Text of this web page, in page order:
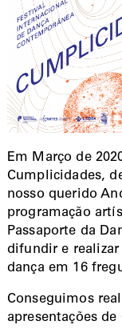
Em Março de
Cumplicidades,
nosso querido
programação
Passaporte da
difundir e
dança em 16
Conseguimos
apresentações